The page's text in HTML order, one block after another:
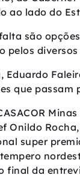
ao lado do
são
pelos
que passam
Onildo
super
final da